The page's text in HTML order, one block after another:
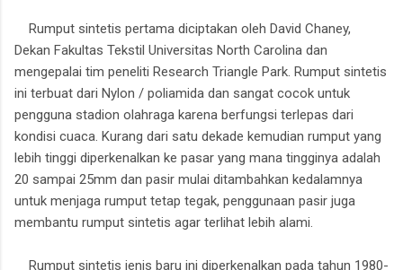
Rumput sintetis pertama diciptakan oleh David Chaney,
Dekan Fakultas Tekstil Universitas North Carolina dan
mengepalai tim peneliti Research Triangle Park. Rumput sintetis
ini terbuat dari Nylon / poliamida dan sangat cocok untuk
pengguna stadion olahraga karena berfungsi terlepas dari
kondisi cuaca. Kurang dari satu dekade kemudian rumput yang
lebih tinggi diperkenalkan ke pasar yang mana tingginya adalah
20 sampai 25mm dan pasir mulai ditambahkan kedalamnya
untuk menjaga rumput tetap tegak, penggunaan pasir juga
membantu rumput sintetis agar terlihat lebih alami.
Rumput sintetis jenis baru ini diperkenalkan pada tahun 1980-